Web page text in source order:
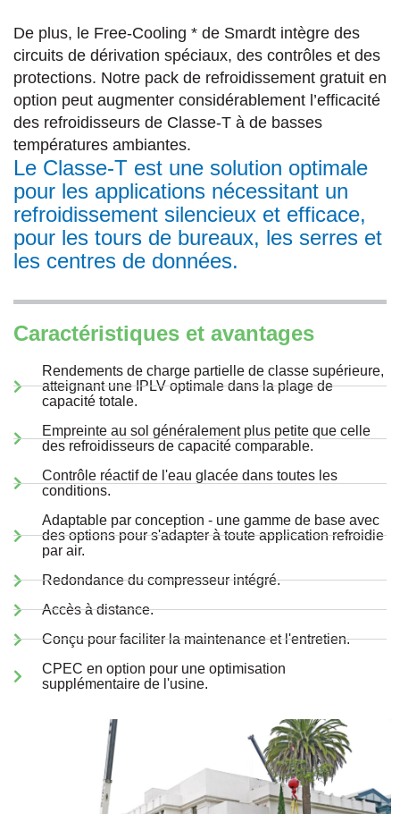
De plus, le Free-Cooling * de Smardt intègre des
circuits de dérivation spéciaux, des contrôles et des
protections. Notre pack de refroidissement gratuit en
option peut augmenter considérablement l’efficacité
des refroidisseurs de Classe-T à de basses
températures ambiantes.
Le Classe-T est une solution optimale
pour les applications nécessitant un
refroidissement silencieux et efficace,
pour les tours de bureaux, les serres et
les centres de données.
Caractéristiques et avantages
Rendements de charge partielle de classe supérieure,
atteignant une IPLV optimale dans la plage de
capacité totale.
Empreinte au sol généralement plus petite que celle
des refroidisseurs de capacité comparable.
Contrôle réactif de l'eau glacée dans toutes les
conditions.
Adaptable par conception - une gamme de base avec
des options pour s'adapter à toute application refroidie
par air.
Redondance du compresseur intégré.
Accès à distance.
Conçu pour faciliter la maintenance et l'entretien.
CPEC en option pour une optimisation
supplémentaire de l'usine.